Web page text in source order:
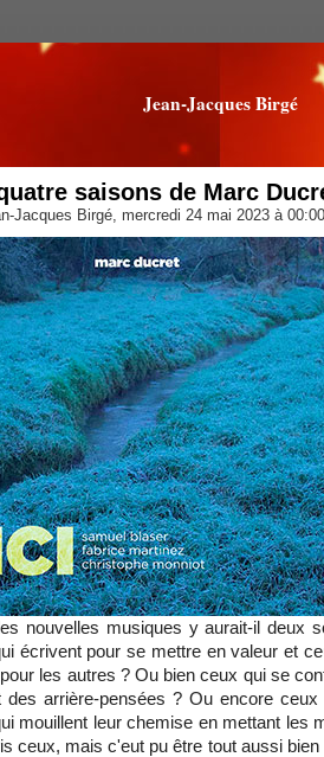
Jean-Jacques Birgé
saisons de Marc
Jacques Birgé, mercredi 24 mai 2023 à
nouvelles musiques y aurait-il deux
écrivent pour se mettre en valeur et
les autres ? Ou bien ceux qui se
des arrière-pensées ? Ou encore
mouillent leur chemise en mettant les
ceux, mais c'eut pu être tout aussi